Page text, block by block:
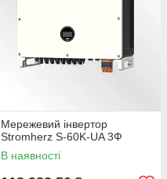
Мережевий інвертор
Stromherz S-60K-UA 3Ф
В наявності